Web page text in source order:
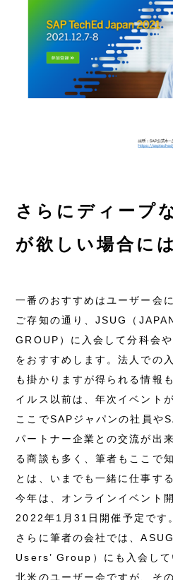
さらにディープ
が欲しい場合には
一番のおすすめはユーザー会
ご存知の通り、JSUG（
GROUP）に入会して分科会
をおすすめします。法人での
も掛かりますが得られる情報
イルス以前は、年次イベント
ここでSAPジャパンの社員や
パートナー企業との交流が出
る商談も多く、筆者もここで
とは、いまでも一緒に仕事す
今年は、オンラインイベント
2022年1月31日開催予定です
さらに筆者の会社では、
Users’ Group）にも入会して
北米のユーザー会ですが、そ